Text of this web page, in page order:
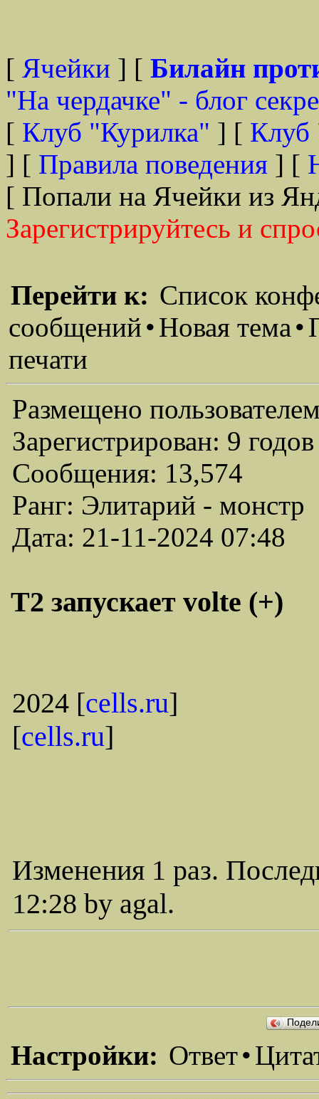
[ Ячейки ] [ Билайн
"На чердачке" - блог
[ Клуб "Курилка" ] [ Клуб
] [ Правила поведения ] [
[ Попали на Ячейки из
Зарегистрируйтесь и
Перейти к: Список
сообщений•Новая тема•
печати
Размещено
Зарегистрирован: 9
Сообщения: 13,574
Ранг: Элитарий - монстр
Дата: 21-11-2024 07:48
T2 запускает volte (+)
2024 [cells.ru]
[cells.ru]
Изменения 1 раз.
12:28 by agal.
Настройки: Ответ•